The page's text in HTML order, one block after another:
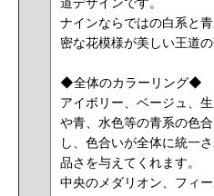
ナインならではの白系と
密な花模様が美しい王道
◆全体のカラーリング◆
アイボリー、ベージュ、
や青、水色等の青系の色
し、色合いが全体に統一
品さを与えてくれます。
中央のメダリオン、フィ